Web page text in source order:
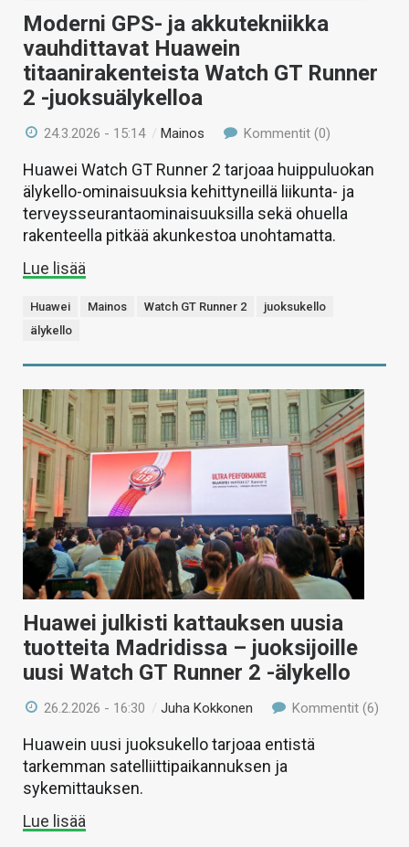
Moderni GPS- ja akkutekniikka
vauhdittavat Huawein
titaanirakenteista Watch GT Runner
2 -juoksuälykelloa
24.3.2026 - 15:14 /Mainos Kommentit (0)
Huawei Watch GT Runner 2 tarjoaa huippuluokan
älykello-ominaisuuksia kehittyneillä liikunta- ja
terveysseurantaominaisuuksilla sekä ohuella
rakenteella pitkää akunkestoa unohtamatta.
Lue lisää
Huawei Mainos Watch GT Runner 2
juoksukello
älykello
Huawei julkisti kattauksen uusia
tuotteita Madridissa – juoksijoille
uusi Watch GT Runner 2 -älykello
26.2.2026 - 16:30 /Juha Kokkonen Kommentit (6)
Huawein uusi juoksukello tarjoaa entistä
tarkemman satelliittipaikannuksen ja
sykemittauksen.
Lue lisää